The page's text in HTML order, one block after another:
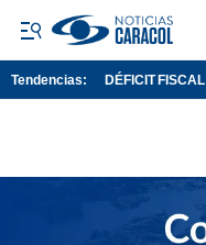
Tendencias: DÉFICIT FISCAL